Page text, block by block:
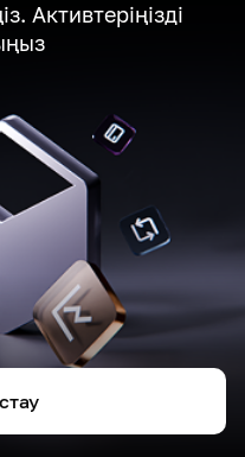
Активтеріңізді